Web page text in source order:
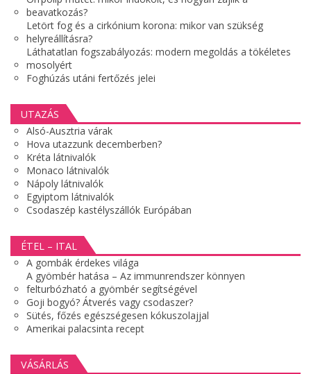
beavatkozás?
Letört fog és a cirkónium korona: mikor van szükség
helyreállításra?
Láthatatlan fogszabályozás: modern megoldás a tökéletes
mosolyért
Foghúzás utáni fertőzés jelei
UTAZÁS
Alsó-Ausztria várak
Hova utazzunk decemberben?
Kréta látnivalók
Monaco látnivalók
Nápoly látnivalók
Egyiptom látnivalók
Csodaszép kastélyszállók Európában
ÉTEL – ITAL
A gombák érdekes világa
A gyömbér hatása – Az immunrendszer könnyen
felturbózható a gyömbér segítségével
Goji bogyó? Átverés vagy csodaszer?
Sütés, főzés egészségesen kókuszolajjal
Amerikai palacsinta recept
VÁSÁRLÁS